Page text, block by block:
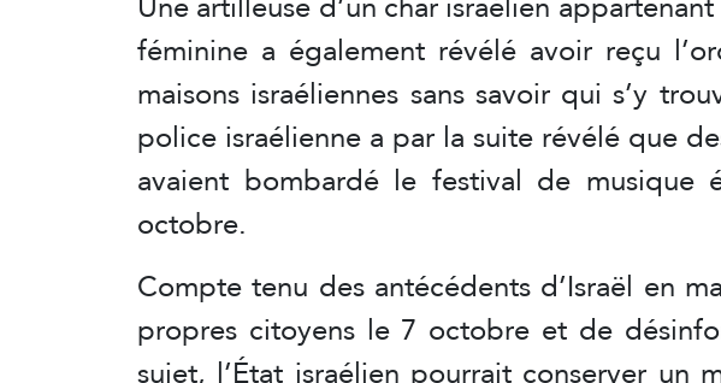
féminine a également révélé avoir reçu
maisons israéliennes sans savoir qui s’y
police israélienne a par la suite révélé que
avaient bombardé le festival de musique
octobre.
Compte tenu des antécédents d’Israël en
propres citoyens le 7 octobre et de